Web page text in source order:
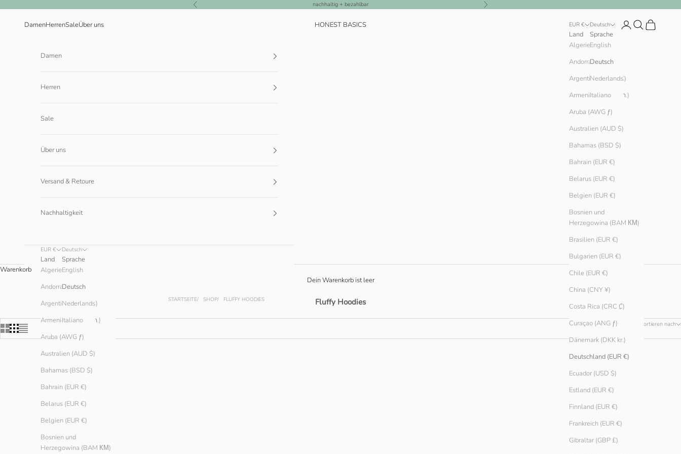
Zurück nachhaltig + bezahlbar Vor
HONEST BASICS
DamenHerrenSaleÜber uns EUR €
Land
Andorra (EUR €)
Argentinien (EUR €)
Armenien (AMD դր.)
Aruba (AWG ƒ)
Australien (AUD $)
Bahamas (BSD $)
Bahrain (EUR €)
Belarus (EUR €)
Belgien (EUR €)
Bosnien und
Herzegowina (BAM КМ)
Brasilien (EUR €)
Bulgarien (EUR €)
Chile (EUR €)
China (CNY ¥)
Costa Rica (CRC ₡)
Curaçao (ANG ƒ)
Dänemark (DKK kr.)
Deutschland (EUR €)
Ecuador (USD $)
Estland (EUR €)
Finnland (EUR €)
Frankreich (EUR €)
Gibraltar (GBP £)
Deutsch
Sprache
English
Deutsch
Nederlands
Italiano
Anmelden
SuchenWarenkorb
Damen
Herren
Sale
Über uns
Versand & Retoure
Nachhaltigkeit
EUR €
Land
Andorra (EUR €)
Argentinien (EUR €)
Armenien (AMD դր.)
Aruba (AWG ƒ)
Australien (AUD $)
Bahamas (BSD $)
Bahrain (EUR €)
Belarus (EUR €)
Belgien (EUR €)
Bosnien und
Herzegowina (BAM КМ)
Deutsch
Sprache
English
Deutsch
Nederlands
Italiano
Warenkorb
Dein Warenkorb ist leer
STARTSEITE SHOP FLUFFY HOODIES Fluffy Hoodies
Sortieren nach